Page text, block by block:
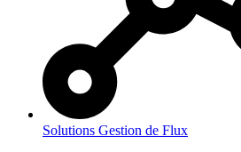
Solutions Gestion de Flux